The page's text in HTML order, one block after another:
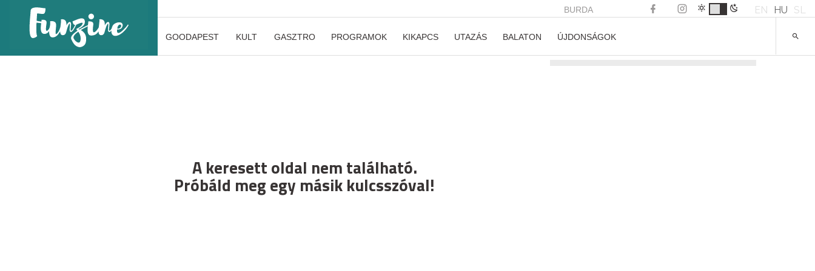
BURDA EN HU SL
GOODAPEST KULT GASZTRO PROGRAMOK KIKAPCS UTAZÁS BALATON ÚJDONSÁGOK
A keresett oldal nem található.
Próbáld meg egy másik kulcsszóval!